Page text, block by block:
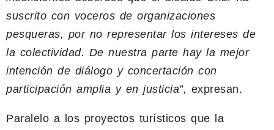
suscrito con voceros de organizaciones
pesqueras, por no representar los intereses de
la colectividad. De nuestra parte hay la mejor
intención de diálogo y concertación con
participación amplia y en justicia”, expresan.
Paralelo a los proyectos turísticos que la